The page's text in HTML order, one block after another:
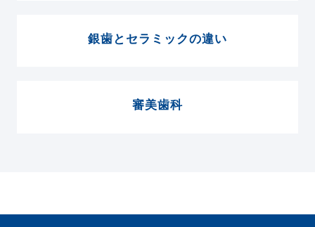
銀歯とセラミックの違い
審美歯科